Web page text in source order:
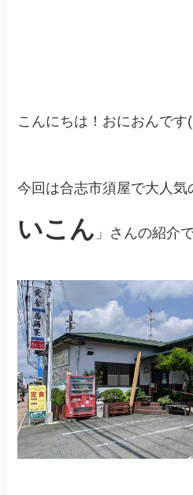
こんにちは！おにおんで
今回は合志市須屋で大人気
いこん 」さんの紹介